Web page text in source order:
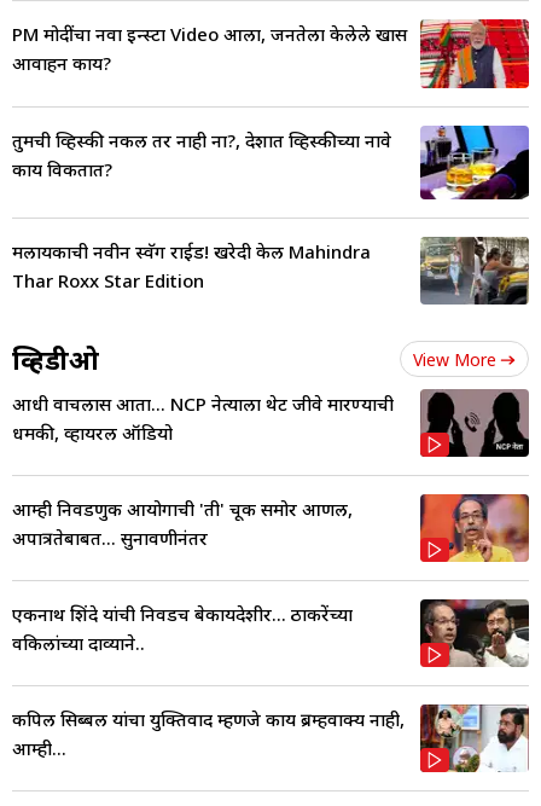
PM मोदींचा नवा इन्स्टा Video आला, जनतेला केलेले खास
आवाहन काय?
तुमची व्हिस्की नकली तर नाही ना?, देशात व्हिस्कीच्या नावे
काय विकतात?
मलायकाची नवीन स्वॅग राईड! खरेदी केली Mahindra
Thar Roxx Star Edition
व्हिडीओ View More
आधी वाचलास आता... NCP नेत्याला थेट जीवे मारण्याची
धमकी, व्हायरल ऑडियो
आम्ही निवडणुक आयोगाची 'ती' चूक समोर आणली,
अपात्रतेबाबत... सुनावणीनंतर
एकनाथ शिंदे यांची निवडच बेकायदेशीर... ठाकरेंच्या
वकिलांच्या दाव्याने..
कपिल सिब्बल यांचा युक्तिवाद म्हणजे काय ब्रम्हवाक्य नाही,
आम्ही...